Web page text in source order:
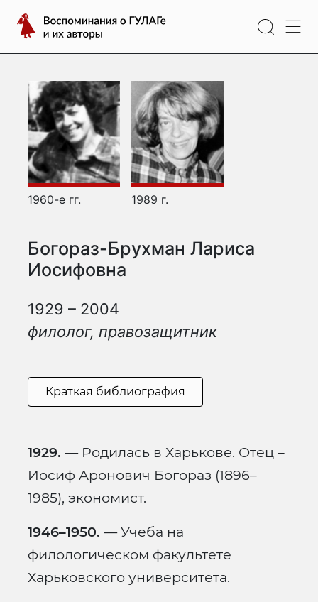
содержимому
Воспоминания
о
ГУЛАГе
их
авторы
Богораз-Брухман Лариса
Иосифовна
1929 – 2004
филолог, правозащитник
1960-е гг. 1989 г.
Краткая библиография
1929. — Родилась в Харькове. Отец –
Иосиф Аронович Богораз (1896–
1985), экономист.
1946–1950. — Учеба на
филологическом факультете
Харьковского университета.